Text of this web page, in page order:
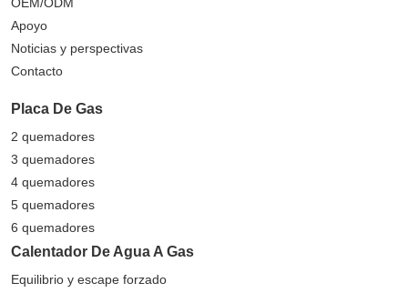
Apoyo
Noticias y perspectivas
Contacto
Placa De Gas
2 quemadores
3 quemadores
4 quemadores
5 quemadores
6 quemadores
Calentador De Agua A Gas
Equilibrio y escape forzado